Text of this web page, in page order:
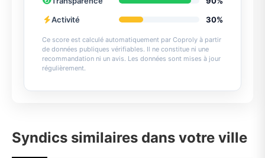
Activité
30%
Ce score est calculé automatiquement par Coproly à partir
de données publiques vérifiables. Il ne constitue ni une
recommandation ni un avis. Les données sont mises à jour
régulièrement.
Syndics similaires dans votre ville